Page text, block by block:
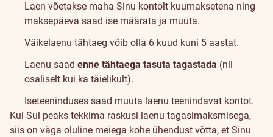
Laen võetakse maha Sinu kontolt kuumaksetena ning
maksepäeva saad ise määrata ja muuta.
Väikelaenu tähtaeg võib olla 6 kuud kuni 5 aastat.
Laenu saad enne tähtaega tasuta tagastada (nii
osaliselt kui ka täielikult).
Iseteeninduses saad muuta laenu teenindavat kontot.
Kui Sul peaks tekkima raskusi laenu tagasimaksmisega,
siis on väga oluline meiega kohe ühendust võtta, et Sinu